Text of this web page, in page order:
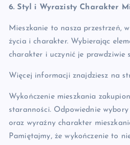
6. Styl i Wyrazisty Charakter
Mieszkanie to nasza przestrzeń,
życia i charakter. Wybierając
charakter i uczynić je prawdziwie
Więcej informacji znajdziesz na
Wykończenie mieszkania
staranności. Odpowiednie
oraz wyraźny charakter
Pamiętajmy, że wykończenie to